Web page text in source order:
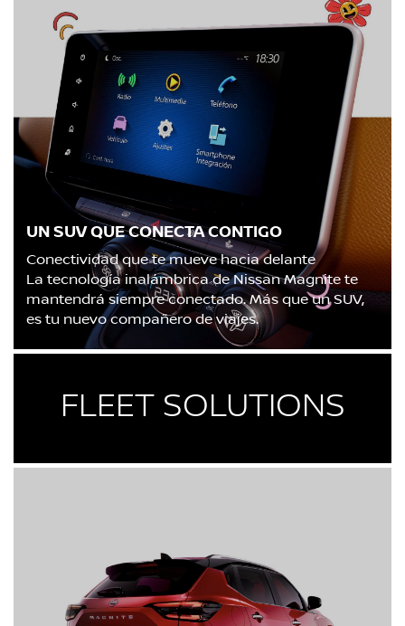
UN SUV QUE CONECTA CONTIGO
Conectividad que te mueve hacia delante
La tecnología inalámbrica de Nissan Magnite te
mantendrá siempre conectado. Más que un SUV,
es tu nuevo compañero de viajes.
FLEET SOLUTIONS